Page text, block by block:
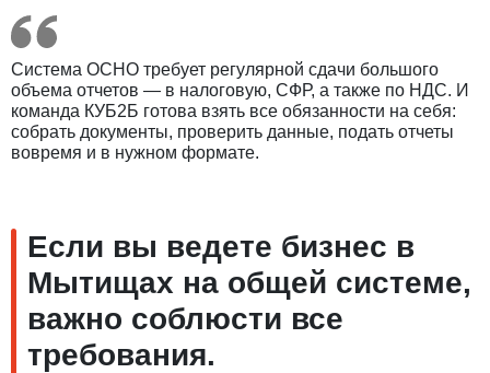
Система ОСНО требует регулярной сдачи большого
объема отчетов — в налоговую, СФР, а также по НДС. И
команда КУБ2Б готова взять все обязанности на себя:
собрать документы, проверить данные, подать отчеты
вовремя и в нужном формате.
Если вы ведете бизнес в
Мытищах на общей системе,
важно соблюсти все
требования.